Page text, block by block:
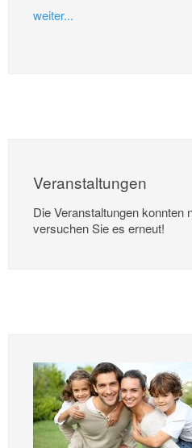
weiter...
Veranstaltungen
Die Veranstaltungen konnten
versuchen Sie es erneut!